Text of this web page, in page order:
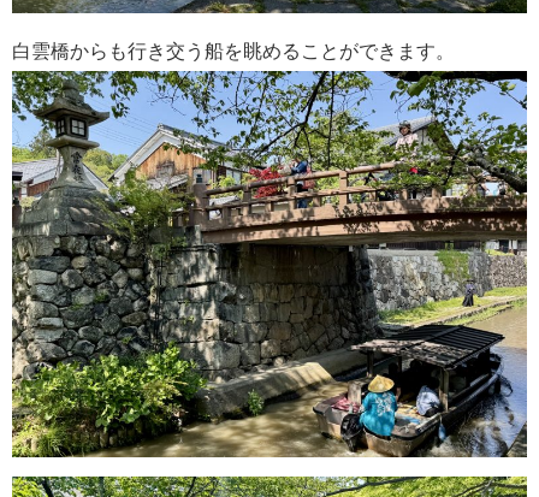
白雲橋からも行き交う船を眺めることができます。